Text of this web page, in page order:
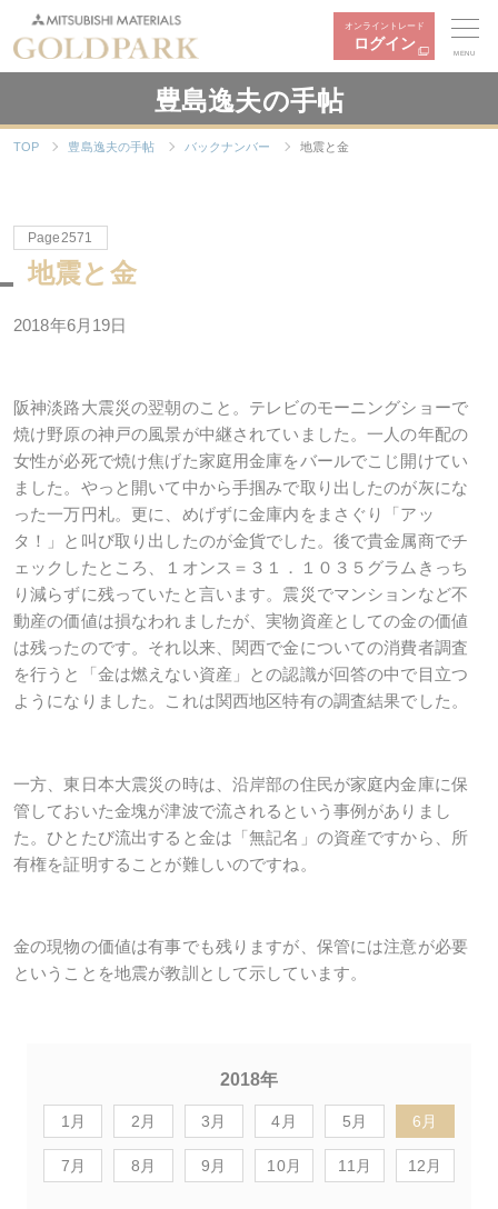
オンライントレード
ログイン
MENU
豊島逸夫の手帖
TOP 豊島逸夫の手帖 バックナンバー 地震と金
Page2571
地震と金
2018年6月19日
阪神淡路大震災の翌朝のこと。テレビのモーニングショーで
焼け野原の神戸の風景が中継されていました。一人の年配の
女性が必死で焼け焦げた家庭用金庫をバールでこじ開けてい
ました。やっと開いて中から手掴みで取り出したのが灰にな
った一万円札。更に、めげずに金庫内をまさぐり「アッ
タ！」と叫び取り出したのが金貨でした。後で貴金属商でチ
ェックしたところ、１オンス＝３１．１０３５グラムきっち
り減らずに残っていたと言います。震災でマンションなど不
動産の価値は損なわれましたが、実物資産としての金の価値
は残ったのです。それ以来、関西で金についての消費者調査
を行うと「金は燃えない資産」との認識が回答の中で目立つ
ようになりました。これは関西地区特有の調査結果でした。
一方、東日本大震災の時は、沿岸部の住民が家庭内金庫に保
管しておいた金塊が津波で流されるという事例がありまし
た。ひとたび流出すると金は「無記名」の資産ですから、所
有権を証明することが難しいのですね。
金の現物の価値は有事でも残りますが、保管には注意が必要
ということを地震が教訓として示しています。
2018年
1月 2月 3月 4月 5月 6月
7月 8月 9月 10月 11月 12月